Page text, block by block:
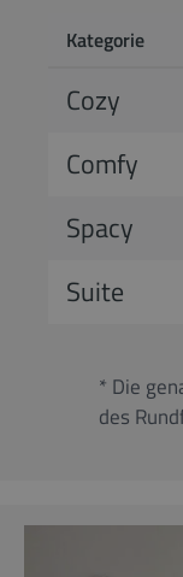
Kategorie
Cozy
Comfy
Spacy
Suite
* Die
des